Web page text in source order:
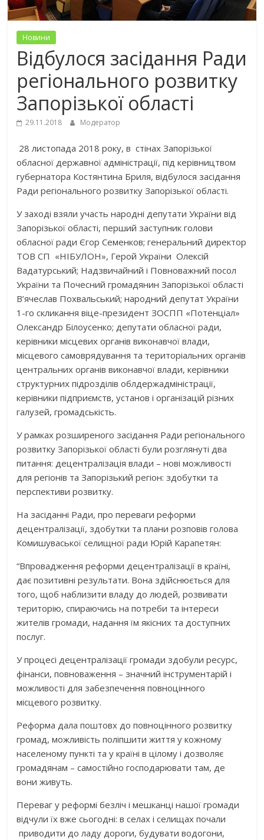
Новини
Відбулося засідання Ради
регіонального розвитку
Запорізької області
29.11.2018 Модератор
28 листопада 2018 року, в стінах Запорізької
обласної державної адміністрації, під керівництвом
губернатора Костянтина Бриля, відбулося засідання
Ради регіонального розвитку Запорізької області.
У заході взяли участь народні депутати України від
Запорізької області, перший заступник голови
обласної ради Єгор Семенков; генеральний директор
ТОВ СП «НІБУЛОН», Герой України Олексій
Вадатурський; Надзвичайний і Повноважний посол
України та Почесний громадянин Запорізької області
В’ячеслав Похвальський; народний депутат України
1-го скликання віце-президент ЗОСПП «Потенціал»
Олександр Білоусенко; депутати обласної ради,
керівники місцевих органів виконавчої влади,
місцевого самоврядування та територіальних органів
центральних органів виконавчої влади, керівники
структурних підрозділів облдержадміністрації,
керівники підприємств, установ і організацій різних
галузей, громадськість.
У рамках розширеного засідання Ради регіонального
розвитку Запорізької області були розглянуті два
питання: децентралізація влади – нові можливості
для регіонів та Запорізький регіон: здобутки та
перспективи розвитку.
На засіданні Ради, про переваги реформи
децентралізації, здобутки та плани розповів голова
Комишуваської селищної ради Юрій Карапетян:
“Впровадження реформи децентралізації в країні,
дає позитивні результати. Вона здійснюється для
того, щоб наблизити владу до людей, розвивати
територію, спираючись на потреби та інтереси
жителів громади, надання їм якісних та доступних
послуг.
У процесі децентралізації громади здобули ресурс,
фінанси, повноваження – значний інструментарій і
можливості для забезпечення повноцінного
місцевого розвитку.
Реформа дала поштовх до повноцінного розвитку
громад, можливість поліпшити життя у кожному
населеному пункті та у країні в цілому і дозволяє
громадянам – самостійно господарювати там, де
вони живуть.
Переваг у реформі безліч і мешканці нашої громади
відчули їх вже сьогодні: в селах і селищах почали
приводити до ладу дороги, будувати водогони,